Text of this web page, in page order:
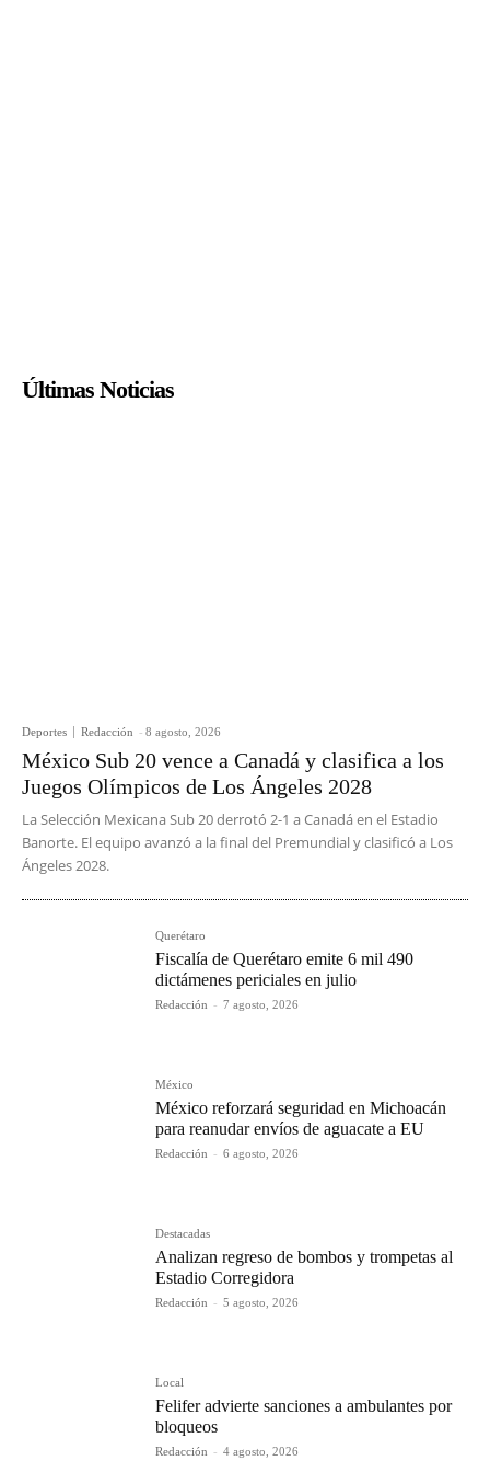
Últimas Noticias
Deportes Redacción - 8 agosto, 2026
México Sub 20 vence a Canadá y clasifica a los
Juegos Olímpicos de Los Ángeles 2028
La Selección Mexicana Sub 20 derrotó 2-1 a Canadá en el Estadio
Banorte. El equipo avanzó a la final del Premundial y clasificó a Los
Ángeles 2028.
Querétaro
Fiscalía de Querétaro emite 6 mil 490
dictámenes periciales en julio
Redacción - 7 agosto, 2026
México
México reforzará seguridad en Michoacán
para reanudar envíos de aguacate a EU
Redacción - 6 agosto, 2026
Destacadas
Analizan regreso de bombos y trompetas al
Estadio Corregidora
Redacción - 5 agosto, 2026
Local
Felifer advierte sanciones a ambulantes por
bloqueos
Redacción - 4 agosto, 2026